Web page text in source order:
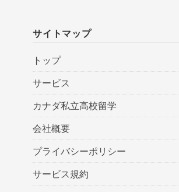
サイトマップ
トップ
サービス
カナダ私立高校留学
会社概要
プライバシーポリシー
サービス規約